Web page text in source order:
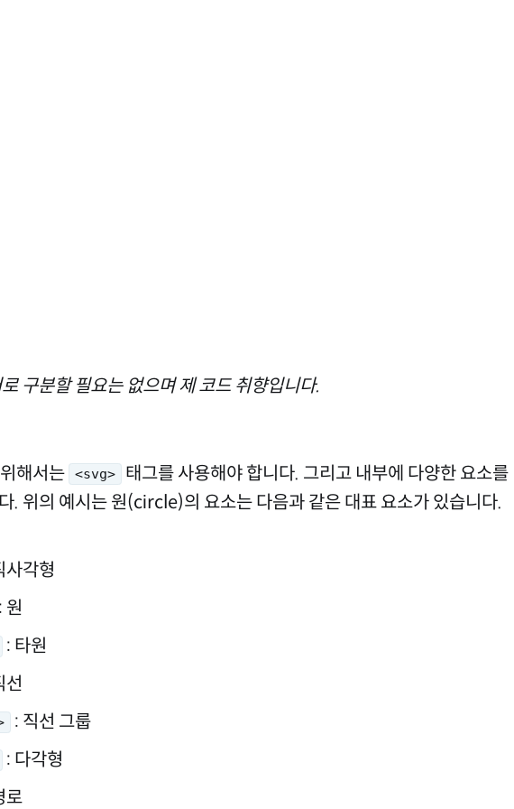
구분할 필요는 없으며 제 코드 취향입니다.
해서는 <svg>
태그를 사용해야 합니다. 그리고 내부에 다양한 요소를
. 위의 예시는 원(circle)의 요소는 다음과 같은 대표 요소가 있습니다.
사각형
: 원
: 타원
선
: 직선 그룹
: 다각형
로